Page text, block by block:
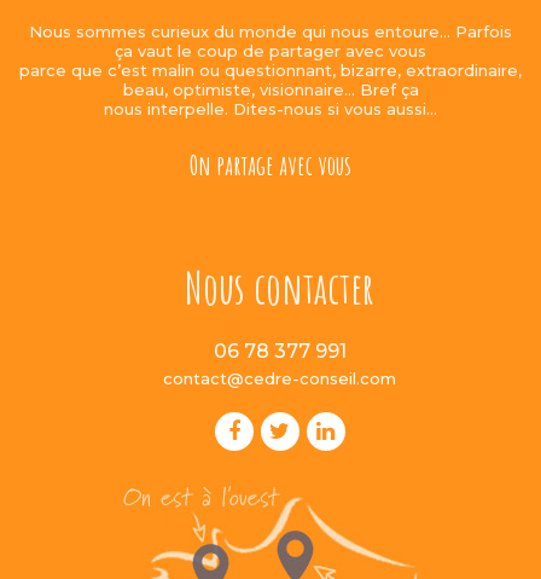
Nous sommes curieux du monde qui nous entoure… Parfois
ça vaut le coup de partager avec vous
parce que c’est malin ou questionnant, bizarre, extraordinaire,
beau, optimiste, visionnaire… Bref ça
nous interpelle. Dites-nous si vous aussi…
On partage avec vous
Nous contacter
06 78 377 991
contact@cedre-conseil.com